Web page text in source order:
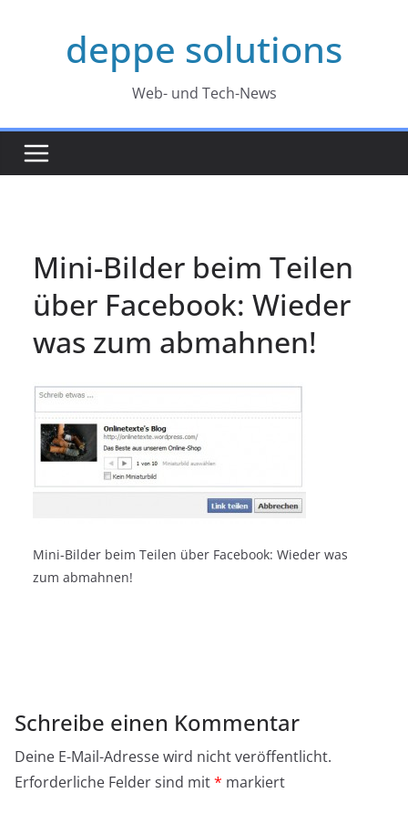
deppe solutions
Web- und Tech-News
Mini-Bilder beim Teilen
über Facebook: Wieder
was zum abmahnen!
Mini-Bilder beim Teilen über Facebook: Wieder was
zum abmahnen!
Schreibe einen Kommentar
Deine E-Mail-Adresse wird nicht veröffentlicht.
Erforderliche Felder sind mit* markiert